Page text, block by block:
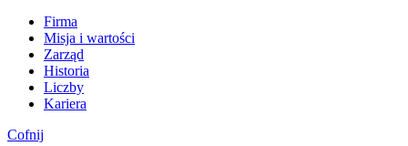
Firma
Misja i wartości
Zarząd
Historia
Liczby
Kariera
Cofnij